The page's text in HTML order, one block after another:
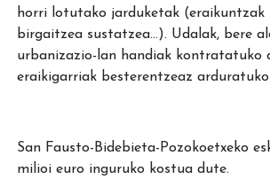
horri lotutako jarduketak (eraikuntzak
birgaitzea sustatzea…). Udalak, bere
urbanizazio-lan handiak kontratatuko
eraikigarriak besterentzeaz arduratuko
San Fausto-Bidebieta-Pozokoetxeko
milioi euro inguruko kostua dute.